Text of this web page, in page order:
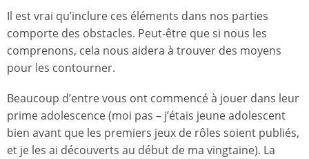
Il est vrai qu’inclure ces éléments dans nos parties
comporte des obstacles. Peut-être que si nous les
comprenons, cela nous aidera à trouver des moyens
pour les contourner.
Beaucoup d’entre vous ont commencé à jouer dans leur
prime adolescence (moi pas – j’étais jeune adolescent
bien avant que les premiers jeux de rôles soient publiés,
et je les ai découverts au début de ma vingtaine). La